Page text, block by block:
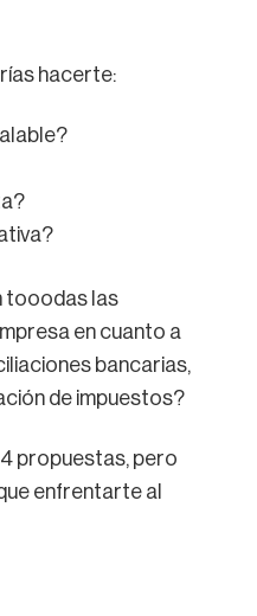
hacerte:
tooodas las
en cuanto a
bancarias,
de impuestos?
propuestas, pero
enfrentarte al